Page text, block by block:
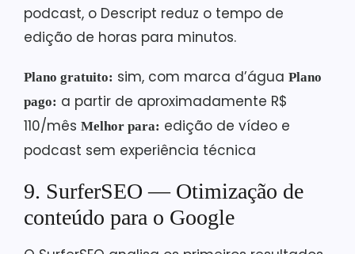
podcast, o Descript reduz o tempo de
edição de horas para minutos.
Plano gratuito: sim, com marca d’água Plano
pago: a partir de aproximadamente R$
110/mês Melhor para: edição de vídeo e
podcast sem experiência técnica
9. SurferSEO — Otimização de
conteúdo para o Google